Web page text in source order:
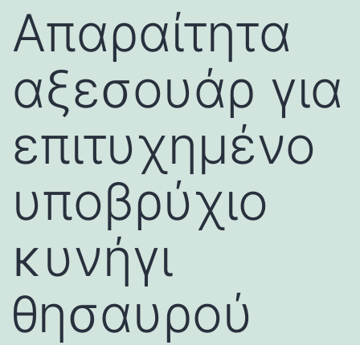
Απαραίτητα
αξεσουάρ για
επιτυχημένο
υποβρύχιο
κυνήγι
θησαυρού